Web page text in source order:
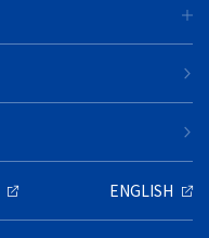
ENGLISH